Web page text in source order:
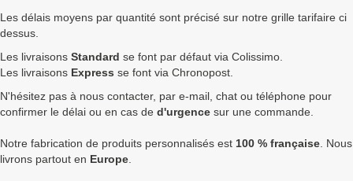
1000
1750 1,64 €
2500 1,35 € 1,62 € 4 050,00 €
Quantités Prix unitaire HT
Les délais moyens par quantité sont précisé sur notre grille tarifaire ci
dessus.
Les livraisons Standard se font par défaut via Colissimo.
Les livraisons Express se font via Chronopost.
N'hésitez pas à nous contacter, par e-mail, chat ou téléphone pour
confirmer le délai ou en cas de d'urgence sur une commande.
Notre fabrication de produits personnalisés est 100 % française . Nous
livrons partout en Europe